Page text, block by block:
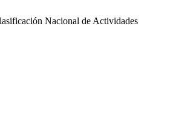
Nacional de Actividades